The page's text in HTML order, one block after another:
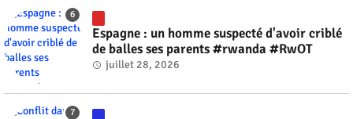
Espagne : un homme suspecté d'avoir criblé
de balles ses parents #rwanda #RwOT
juillet 28, 2026